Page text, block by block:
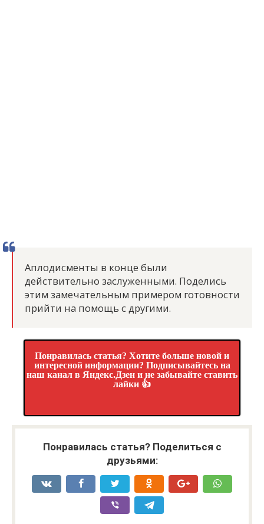
Аплодисменты в конце были
действительно заслуженными. Поделись
этим замечательным примером готовности
прийти на помощь с другими.
Понравилась статья? Хотите больше новой и
интересной информации? Подписывайтесь на
наш канал в Яндекс.Дзен и не забывайте ставить
лайки 👍
Понравилась статья? Поделиться с
друзьями: